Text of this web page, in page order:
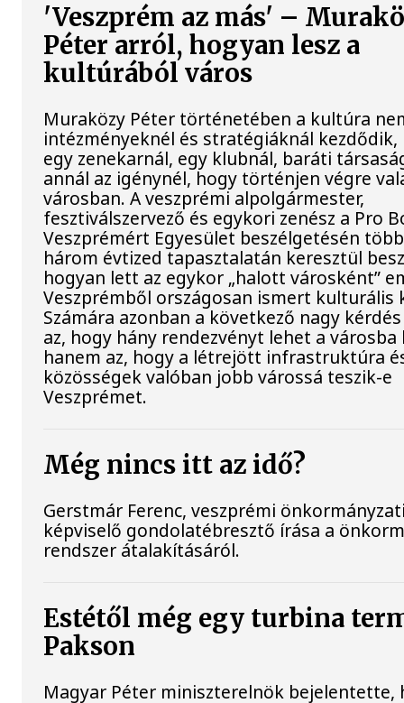
'Veszprém az más' –
Péter arról, hogyan lesz a
kultúrából város
Muraközy Péter történetében a kultúra
intézményeknél és stratégiáknál kezdődik,
egy zenekarnál, egy klubnál, baráti
annál az igénynél, hogy történjen végre
városban. A veszprémi alpolgármester,
fesztiválszervező és egykori zenész a Pro
Veszprémért Egyesület beszélgetésén
három évtized tapasztalatán keresztül
hogyan lett az egykor „halott városként”
Veszprémből országosan ismert kulturális
Számára azonban a következő nagy
az, hogy hány rendezvényt lehet a városba
hanem az, hogy a létrejött infrastruktúra
közösségek valóban jobb várossá teszik-e
Veszprémet.
Még nincs itt az idő?
Gerstmár Ferenc, veszprémi
képviselő gondolatébresztő írása a
rendszer átalakításáról.
Estétől még egy turbina
Pakson
Magyar Péter miniszterelnök bejelentette,